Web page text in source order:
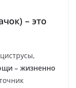
– это
– жизненно